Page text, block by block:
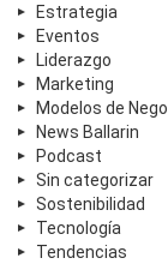
Estrategia
Eventos
Liderazgo
Marketing
Modelos de
News Ballarin
Podcast
Sin categorizar
Sostenibilidad
Tecnología
Tendencias